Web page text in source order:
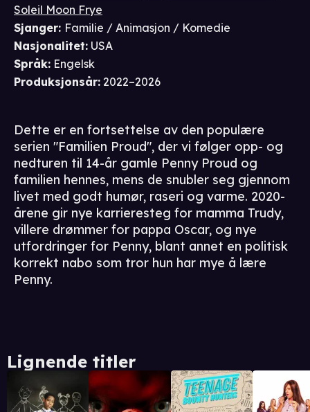
Soleil Moon Frye
Sjanger: Familie / Animasjon / Komedie
Nasjonalitet: USA
Språk: Engelsk
Produksjonsår: 2022–2026
Dette er en fortsettelse av den populære
serien "Familien Proud", der vi følger opp- og
nedturen til 14-år gamle Penny Proud og
familien hennes, mens de snubler seg gjennom
livet med godt humør, raseri og varme. 2020-
årene gir nye karrieresteg for mamma Trudy,
villere drømmer for pappa Oscar, og nye
utfordringer for Penny, blant annet en politisk
korrekt nabo som tror hun har mye å lære
Penny.
Lignende titler